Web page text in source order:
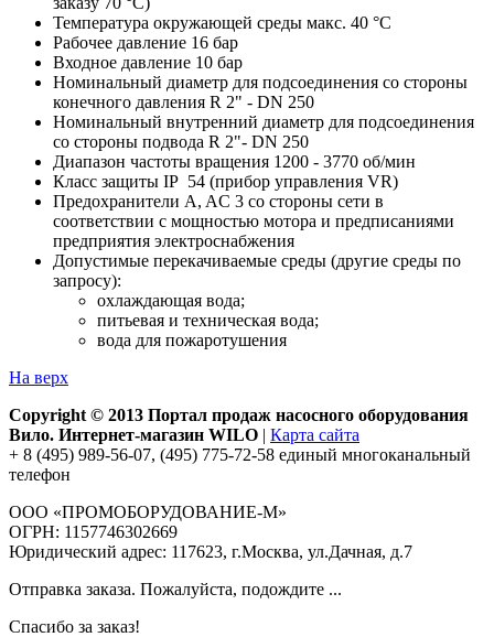
Температура окружающей среды макс. 40 °C
Рабочее давление 16 бар
Входное давление 10 бар
Номинальный диаметр для подсоединения со стороны
конечного давления R 2" - DN 250
Номинальный внутренний диаметр для подсоединения
со стороны подвода R 2"- DN 250
Диапазон частоты вращения 1200 - 3770 об/мин
Класс защиты IP 54 (прибор управления VR)
Предохранители A, AC 3 со стороны сети в
соответствии с мощностью мотора и предписаниями
предприятия электроснабжения
Допустимые перекачиваемые среды (другие среды по
запросу):
охлаждающая вода;
питьевая и техническая вода;
вода для пожаротушения
На верх
Copyright © 2013 Портал продаж насосного оборудования
Вило. Интернет-магазин WILO | Карта сайта
+ 8 (495) 989-56-07, (495) 775-72-58 единый многоканальный
телефон
ООО «ПРОМОБОРУДОВАНИЕ-М»
ОГРН: 1157746302669
Юридический адрес: 117623, г.Москва, ул.Дачная, д.7
Отправка заказа. Пожалуйста, подождите ...
Спасибо за заказ!